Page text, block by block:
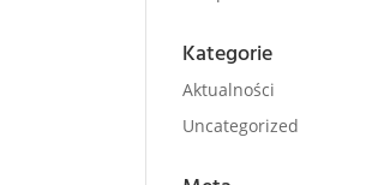
Kategorie
Aktualności
Uncategorized